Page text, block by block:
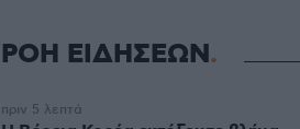
ΡΟΗ ΕΙΔΗΣΕΩΝ
πριν 5 λεπτά